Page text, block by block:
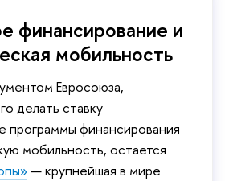
финансирование и
мобильность
Евросоюза,
делать ставку
программы финансирования
мобильность, остается
— крупнейшая в мире